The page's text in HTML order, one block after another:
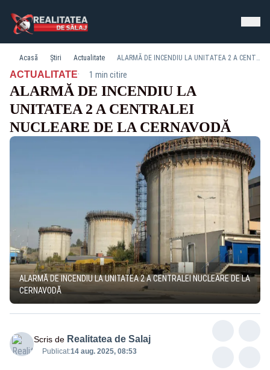
Acasă Știri Actualitate ALARMĂ DE INCENDIU LA UNITATEA 2 A CENTRALEI NUCLEARE DE LA CERNAVODĂ
ACTUALITATE· 1 min citire
ALARMĂ DE INCENDIU LA
UNITATEA 2 A CENTRALEI
NUCLEARE DE LA CERNAVODĂ
ALARMĂ DE INCENDIU LA UNITATEA 2 A CENTRALEI NUCLEARE DE LA
CERNAVODĂ
Scris de Realitatea de Salaj
Publicat:14 aug. 2025, 08:53